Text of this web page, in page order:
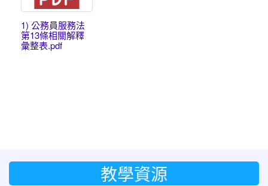
1) 公務員服務法
第13條相關解釋
彙整表.pdf
教學資源